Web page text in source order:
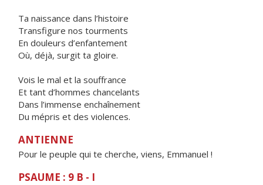
Ta naissance dans l’histoire
Transfigure nos tourments
En douleurs d’enfantement
Où, déjà, surgit ta gloire.
Vois le mal et la souffrance
Et tant d’hommes chancelants
Dans l’immense enchaînement
Du mépris et des violences.
ANTIENNE
Pour le peuple qui te cherche, viens, Emmanuel !
PSAUME : 9 B - I